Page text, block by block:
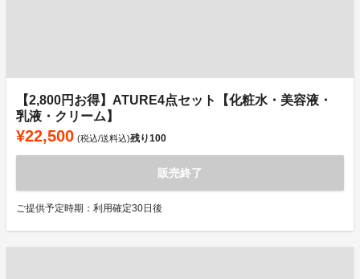
【2,800円お得】ATURE4点セット【化粧水・美容液・
乳液・クリーム】
¥22,500 (税込/送料込)残り100
販売終了
ご提供予定時期：利用確定30日後